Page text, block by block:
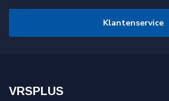
Klantenservice
VRSPLUS